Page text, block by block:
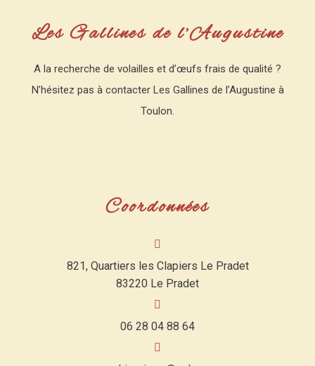
Les Gallines de l’Augustine
A la recherche de volailles et d’œufs frais de qualité ?
N’hésitez pas à contacter Les Gallines de l’Augustine à
Toulon.
Coordonnées
821, Quartiers les Clapiers Le Pradet
83220 Le Pradet
06 28 04 88 64